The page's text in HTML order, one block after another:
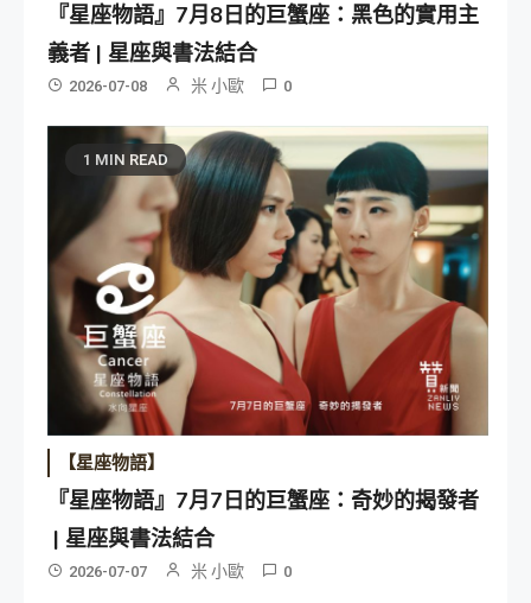
『星座物語』7月8日的巨蟹座：黑色的實用主
義者 | 星座與書法結合
2026-07-08 米 小歐 0
1 MIN READ
【星座物語】
『星座物語』7月7日的巨蟹座：奇妙的揭發者
| 星座與書法結合
2026-07-07 米 小歐 0